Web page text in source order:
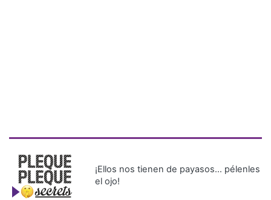
¡Ellos nos tienen de payasos… pélenles
el ojo!